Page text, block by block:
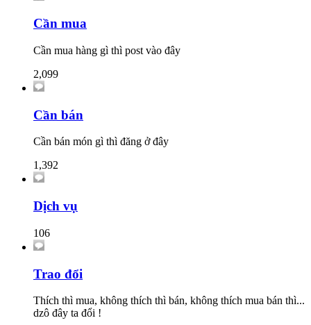
Cần mua
Cần mua hàng gì thì post vào đây
2,099
Cần bán
Cần bán món gì thì đăng ở đây
1,392
Dịch vụ
106
Trao đổi
Thích thì mua, không thích thì bán, không thích mua bán thì...
dzô đây ta đổi !